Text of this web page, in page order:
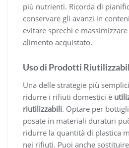
più nutrienti. Ricorda di
conservare gli avanzi in
evitare sprechi e
alimento acquistato.
Uso di Prodotti
Una delle strategie più
ridurre i rifiuti domestici è
riutilizzabili. Optare per
posate in materiali duraturi
ridurre la quantità di plastica
nei rifiuti. Puoi anche